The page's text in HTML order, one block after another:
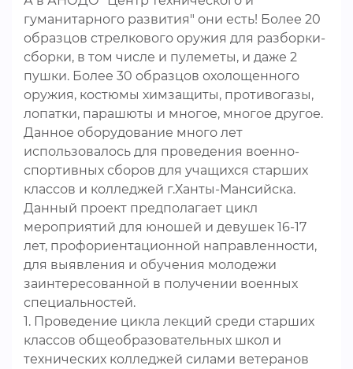
гуманитарного развития" они есть! Более 20
образцов стрелкового оружия для разборки-
сборки, в том числе и пулеметы, и даже 2
пушки. Более 30 образцов охолощенного
оружия, костюмы химзащиты, противогазы,
лопатки, парашюты и многое, многое другое.
Данное оборудование много лет
использовалось для проведения военно-
спортивных сборов для учащихся старших
классов и колледжей г.Ханты-Мансийска.
Данный проект предполагает цикл
мероприятий для юношей и девушек 16-17
лет, профориентационной направленности,
для выявления и обучения молодежи
заинтересованной в получении военных
специальностей.
1. Проведение цикла лекций среди старших
классов общеобразовательных школ и
технических колледжей силами ветеранов